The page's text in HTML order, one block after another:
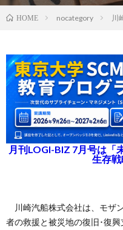
HOME nocategory 川
月刊LOGI-BIZ 7月号は「
生存
川崎汽船株式会社は、モザ
者の救援と被災地の復旧･復